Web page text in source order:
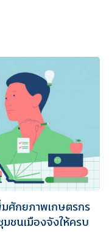
มศักยภาพเกษตรกร
ชนเมืองจังให้ครบ